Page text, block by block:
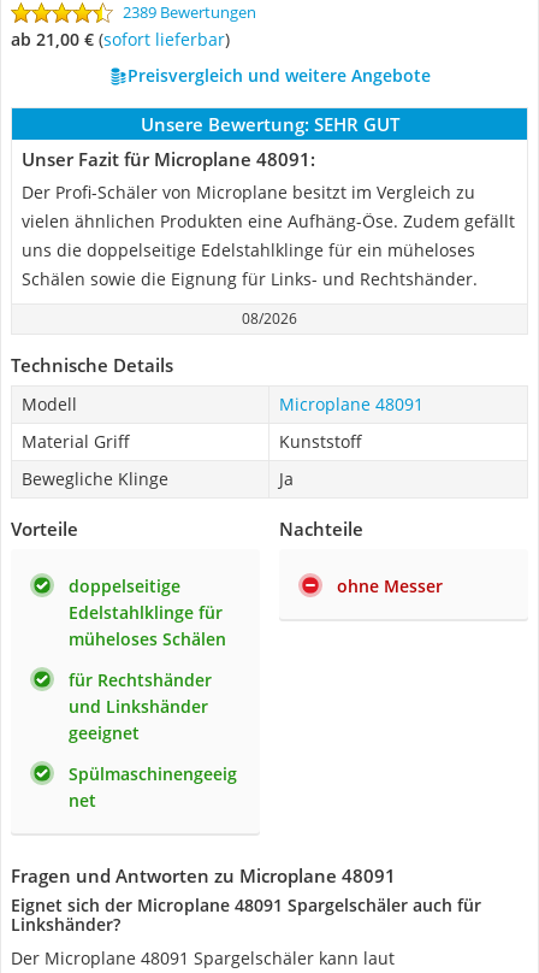
2389 Bewertungen
ab 21,00 € ( Sofort lieferbar)
Preisvergleich und weitere Angebote
Unsere Bewertung: SEHR GUT
Unser Fazit für Microplane 48091:
Der Profi-Schäler von Microplane besitzt im Vergleich zu
vielen ähnlichen Produkten eine Aufhäng-Öse. Zudem gefällt
uns die doppelseitige Edelstahlklinge für ein müheloses
Schälen sowie die Eignung für Links- und Rechtshänder.
08/2026
Technische Details
Modell
Microplane 48091
Material Griff
Kunststoff
Bewegliche Klinge
Ja
Vorteile
doppelseitige
Edelstahlklinge für
müheloses Schälen
für Rechtshänder
und Linkshänder
geeignet
Spülmaschinengeeig
net
Nachteile
ohne Messer
Fragen und Antworten zu Microplane 48091
Eignet sich der Microplane 48091 Spargelschäler auch für
Linkshänder?
Der Microplane 48091 Spargelschäler kann laut